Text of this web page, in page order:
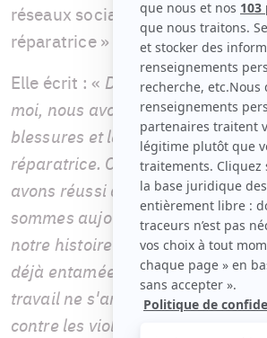
réseaux sociaux, dans laquelle
réparatrice » avec Alex Nevsky,
Elle écrit : « Depuis les
moi, nous avons décidé de
blessures et les non-dits et
réparatrice. C'est difficile de le
avons réussi à nous parler. Nos
sommes aujourd'hui prêts à
notre histoire contribuer à
déjà entamée sur les rapports
travail ne s'arrête pas là: nous
contre les violences, quelles